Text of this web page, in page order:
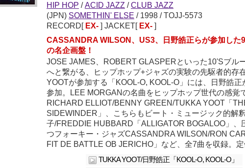
HIP HOP / ACID JAZZ / CLUB JAZZ
(JPN) SOMETHIN' ELSE /1998 / TOJJ-5573
RECORD[ EX- ] JACKET[ EX- ]
CASSANDRA WILSON、US3、日野皓正らが参加した
の名企画盤！
JOSE JAMES、ROBERT GLASPERといった10'Sブル
へと繋がる、ヒップホップ+ジャズの実験の先駆者的存
YOOTが参加する「KOOL-O, KOOL-O」には、日野皓
参加。LEE MORGANの名曲をヒップホップ世代の感覚
RICHARD ELLIOT/BENNY GREEN/TUKKA YOOT「
SIDEWINDER」、こちらもビート・ミュージック的解
子/FREDDIE HUBBARD「ALLIGATOR BOGALOO」、
つフォーキー・ジャズCASSANDRA WILSON/RON
FIT DE BATTLE OB JERICHO」など、全7曲を収録。定
TUKKA YOOT/日野皓正「KOOL-O, KOOL-O」